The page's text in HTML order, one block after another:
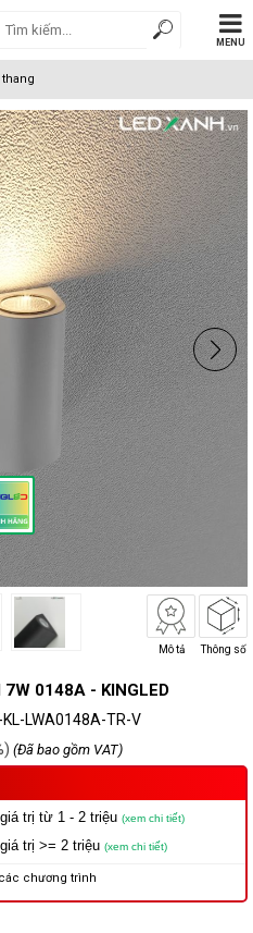
MENU
Mô tả Thông số
7W 0148A - KINGLED
KL-LWA0148A-TR-V
(Đã bao gồm VAT)
trị từ 1 - 2 triệu (xem chi tiết)
trị >= 2 triệu (xem chi tiết)
chương trình